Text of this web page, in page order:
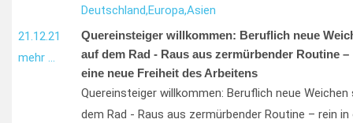
Deutschland,Europa,Asien
21.12.21
mehr …
Quereinsteiger willkommen: Beruflich neue
auf dem Rad - Raus aus zermürbender Routine –
eine neue Freiheit des Arbeitens
Quereinsteiger willkommen: Beruflich neue
dem Rad - Raus aus zermürbender Routine – rein in